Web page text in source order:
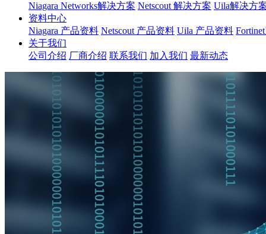
Niagara Networks解决方案 Netscout 解决方案 Uila解决方
资料中心
Niagara 产品资料 Netscout 产品资料 Uila 产品资料
关于我们
公司介绍 厂商介绍 联系我们 加入我们 最新动态